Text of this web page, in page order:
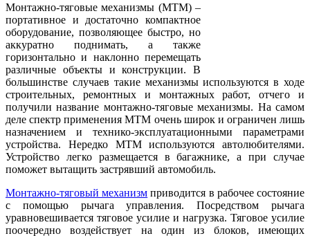
Монтажно-тяговые механизмы (МТМ) –
портативное и достаточно компактное
оборудование, позволяющее быстро, но
аккуратно поднимать, а также
горизонтально и наклонно перемещать
различные объекты и конструкции. В
большинстве случаев такие механизмы используются в ходе
строительных, ремонтных и монтажных работ, отчего и
получили название монтажно-тяговые механизмы. На самом
деле спектр применения МТМ очень широк и ограничен лишь
назначением и технико-эксплуатационными параметрами
устройства. Нередко МТМ используются автолюбителями.
Устройство легко размещается в багажнике, а при случае
поможет вытащить застрявший автомобиль.
Монтажно-тяговый механизм приводится в рабочее состояние
с помощью рычага управления. Посредством рычага
уравновешивается тяговое усилие и нагрузка. Тяговое усилие
поочередно воздействует на один из блоков, имеющих